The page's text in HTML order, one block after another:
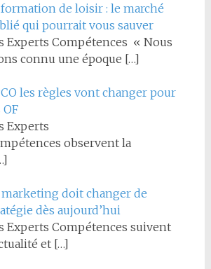
de loisir : le marché
qui pourrait vous sauver
Experts Compétences « Nous
connu une époque […]
les règles vont changer pour
OF
Experts
observent la
marketing doit changer de
dès aujourd’hui
Experts Compétences suivent
et […]